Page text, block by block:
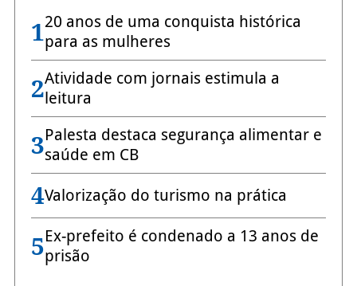
120 anos de uma conquista histórica
para as mulheres
2Atividade com jornais estimula a
leitura
3Palesta destaca segurança alimentar e
saúde em CB
4Valorização do turismo na prática
5Ex-prefeito é condenado a 13 anos de
prisão